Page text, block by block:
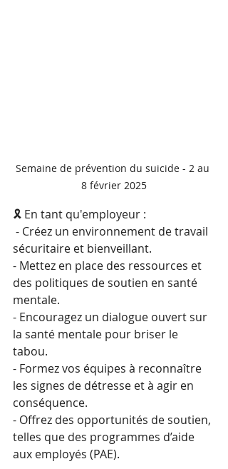
Semaine de prévention du suicide - 2 au
8 février 2025
🎗️ En tant qu'employeur :
- Créez un environnement de travail
sécuritaire et bienveillant.
- Mettez en place des ressources et
des politiques de soutien en santé
mentale.
- Encouragez un dialogue ouvert sur
la santé mentale pour briser le
tabou.
- Formez vos équipes à reconnaître
les signes de détresse et à agir en
conséquence.
- Offrez des opportunités de soutien,
telles que des programmes d’aide
aux employés (PAE).